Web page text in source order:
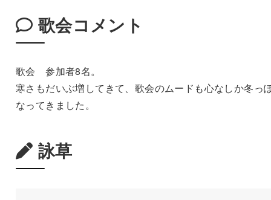
歌会コメント
歌会 参加者8名。
寒さもだいぶ増してきて、歌会のムードも心なしか冬っ
なってきました。
詠草